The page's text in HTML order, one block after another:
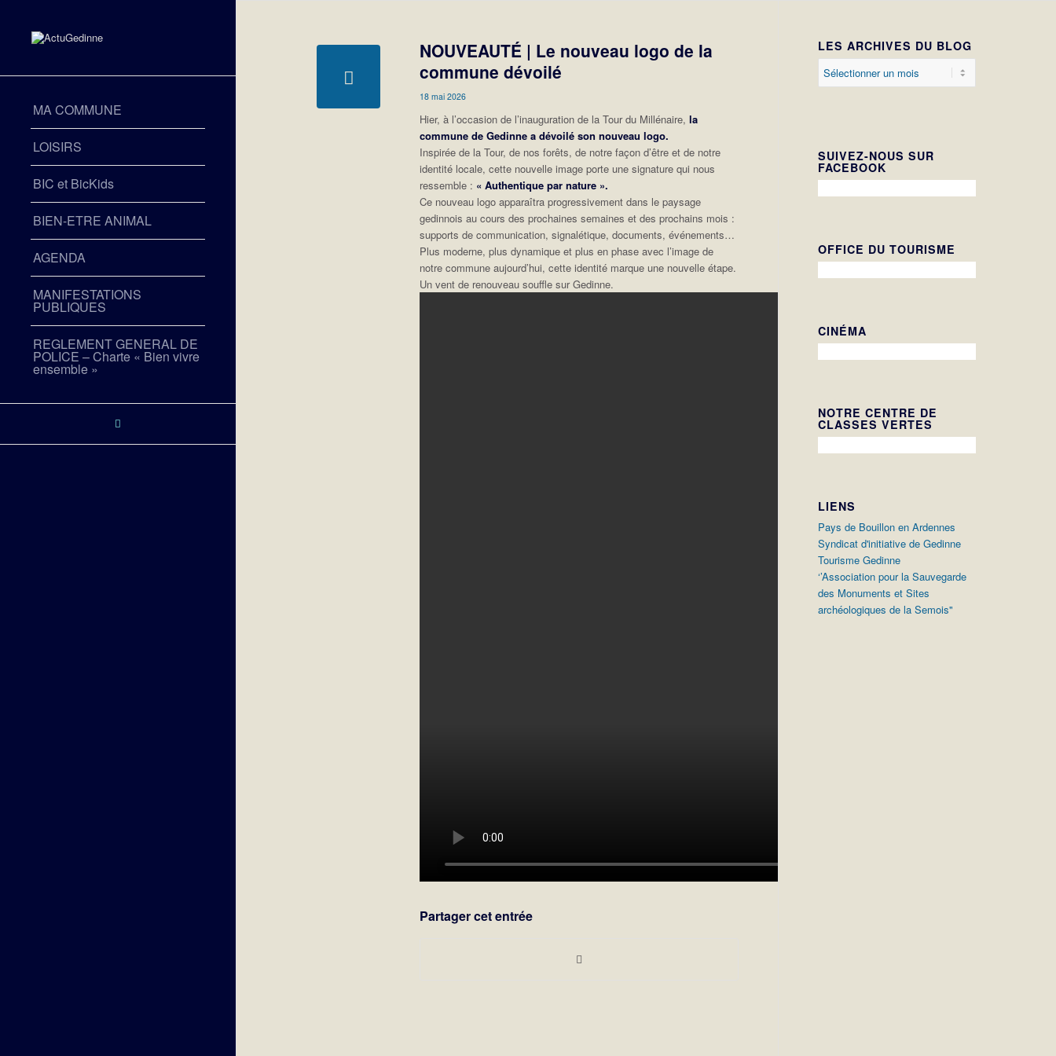
MA COMMUNE
LOISIRS
BIC et BicKids
BIEN-ETRE ANIMAL
AGENDA
MANIFESTATIONS
PUBLIQUES
REGLEMENT GENERAL DE
POLICE – Charte « Bien vivre
ensemble »
NOUVEAUTÉ | Le nouveau logo de la
commune dévoilé
18 mai 2026
Hier, à l’occasion de l’inauguration de la Tour du Millénaire,la
commune de Gedinne a dévoilé son nouveau logo.
Inspirée de la Tour, de nos forêts, de notre façon d’être et de notre
identité locale, cette nouvelle image porte une signature qui nous
ressemble : « Authentique par nature ».
Ce nouveau logo apparaîtra progressivement dans le paysage
gedinnois au cours des prochaines semaines et des prochains mois :
supports de communication, signalétique, documents, événements…
Plus moderne, plus dynamique et plus en phase avec l’image de
notre commune aujourd’hui, cette identité marque une nouvelle étape.
Un vent de renouveau souffle sur Gedinne.
Partager cet entrée
LES ARCHIVES DU BLOG
SUIVEZ-NOUS SUR
FACEBOOK
OFFICE DU TOURISME
CINÉMA
NOTRE CENTRE DE
CLASSES VERTES
LIENS
Pays de Bouillon en Ardennes
Syndicat d'initiative de Gedinne
Tourisme Gedinne
‘’Association pour la Sauvegarde
des Monuments et Sites
archéologiques de la Semois"